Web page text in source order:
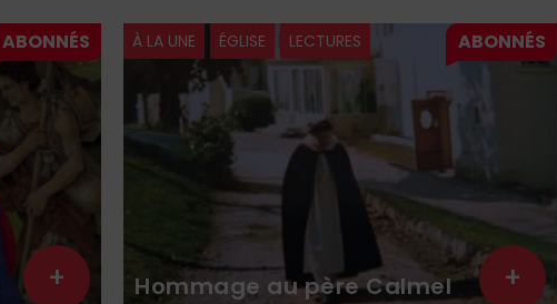
+
À LA UNE ÉGLISE LECTURES
Hommage au père Calmel +